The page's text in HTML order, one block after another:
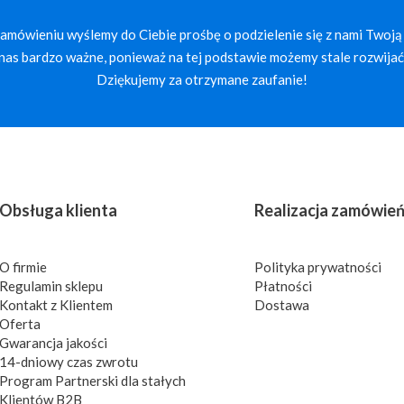
wyślemy do Ciebie prośbę o podzielenie się z nami
bardzo ważne, ponieważ na tej podstawie możemy stale
Dziękujemy za otrzymane zaufanie!
klienta
firmie
sklepu
z Klientem
jakości
dniowy czas zwrotu
Partnerski dla stałych
B2B
Realizacja
Polityka prywatności
Płatności
Dostawa